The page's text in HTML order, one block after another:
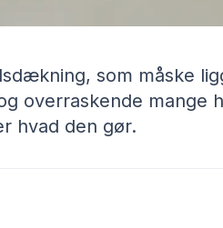
som måske
overraskende mange
hvad den gør.